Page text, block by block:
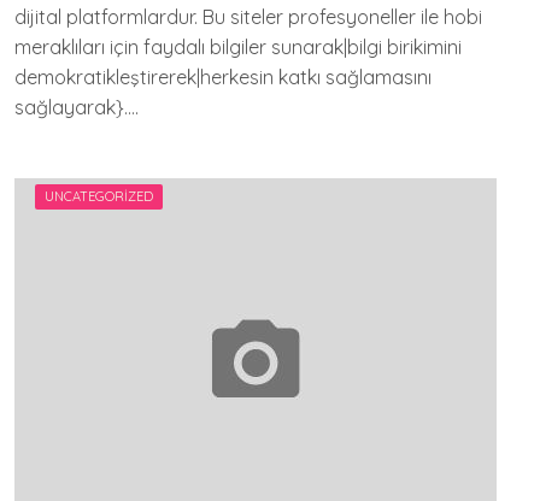
dijital platformlardur. Bu siteler profesyoneller ile hobi
meraklıları için faydalı bilgiler sunarak|bilgi birikimini
demokratikleştirerek|herkesin katkı sağlamasını
sağlayarak}….
UNCATEGORIZED